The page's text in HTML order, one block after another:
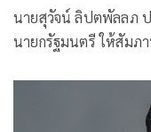
นายสุวัจน์ ลิปตพัลลภ
นายกรัฐมนตรี ให้สัมภ
นายทะเบียนพรรคฯก็